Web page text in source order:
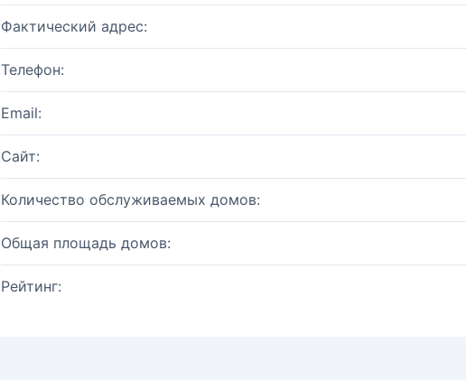
Фактический адрес:
Телефон:
Email:
Сайт:
Количество обслуживаемых домов:
Общая площадь домов:
Рейтинг: